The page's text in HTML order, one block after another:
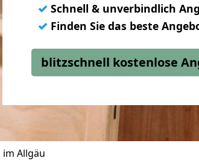
✓ Schnell & unverbindlich
✓ Finden Sie das beste
blitzschnell kostenlose
Allgäu